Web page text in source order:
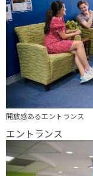
開放感あるエントランス
エントランス